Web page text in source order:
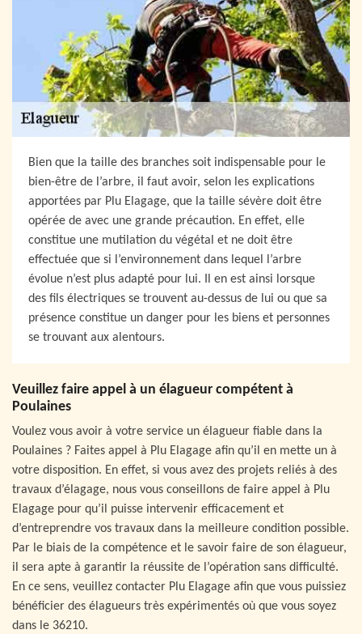
Bien que la taille des branches soit indispensable pour le
bien-être de l’arbre, il faut avoir, selon les explications
apportées par Plu Elagage, que la taille sévère doit être
opérée de avec une grande précaution. En effet, elle
constitue une mutilation du végétal et ne doit être
effectuée que si l’environnement dans lequel l’arbre
évolue n’est plus adapté pour lui. Il en est ainsi lorsque
des fils électriques se trouvent au-dessus de lui ou que sa
présence constitue un danger pour les biens et personnes
se trouvant aux alentours.
Veuillez faire appel à un élagueur compétent à
Poulaines
Voulez vous avoir à votre service un élagueur fiable dans la
Poulaines ? Faites appel à Plu Elagage afin qu’il en mette un à
votre disposition. En effet, si vous avez des projets reliés à des
travaux d’élagage, nous vous conseillons de faire appel à Plu
Elagage pour qu’il puisse intervenir efficacement et
d’entreprendre vos travaux dans la meilleure condition possible.
Par le biais de la compétence et le savoir faire de son élagueur,
il sera apte à garantir la réussite de l’opération sans difficulté.
En ce sens, veuillez contacter Plu Elagage afin que vous puissiez
bénéficier des élagueurs très expérimentés où que vous soyez
dans le 36210.